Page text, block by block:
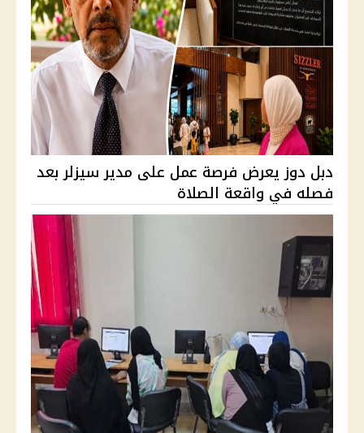
دبل دوز يعرض فرصة عمل على مدير سيزلر بعد
فصله في واقعة الصلاة